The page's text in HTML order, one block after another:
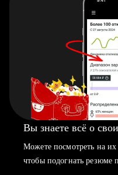
Вы знаете всё о
Можете посмотреть на
чтобы подогнать резюме